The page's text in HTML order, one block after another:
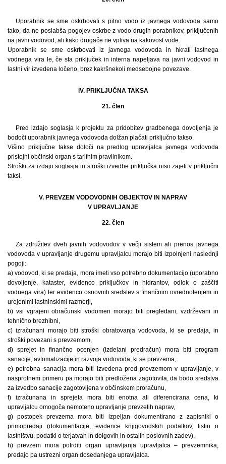
Uporabnik se sme oskrbovati s pitno vodo iz javnega vodovoda samo
tako, da ne poslabša pogojev oskrbe z vodo drugih porabnikov, priključenih
na javni vodovod, ali kako drugače ne vpliva na kakovost vode.
Uporabnik se sme oskrbovati iz javnega vodovoda in hkrati lastnega
vodnega vira le, če sta priključek in interna napeljava na javni vodovod in
lastni vir izvedena ločeno, brez kakršnekoli medsebojne povezave.
lV. PRIKLJUČNA TAKSA
21. člen
Pred izdajo soglasja k projektu za pridobitev gradbenega dovoljenja je
bodoči uporabnik javnega vodovoda dolžan plačati priključno takso.
Višino priključne takse določi na predlog upravljalca javnega vodovoda
pristojni občinski organ s tarifnim pravilnikom.
Stroški za izdajo soglasja in stroški izvedbe priključka niso zajeti v priključni
taksi.
V. PREVZEM VODOVODNIH OBJEKTOV IN NAPRAV
V UPRAVLJANJE
22. člen
Za združitev dveh javnih vodovodov v večji sistem ali prenos javnega
vodovoda v upravljanje drugemu upravljalcu morajo biti izpolnjeni naslednji
pogoji:
a) vodovod, ki se predaja, mora imeti vso potrebno dokumentacijo (uporabno
dovoljenje, kataster, evidenco priključkov in hidrantov, odlok o zaščiti
vodnega vira) ter evidenco osnovnih sredstev s finančnim ovrednotenjem in
urejenimi lastninskimi razmerji,
b) vsi vgrajeni obračunski vodomeri morajo biti pregledani, vzdrževani in
tehnično brezhibni,
c) izračunani morajo biti stroški obratovanja vodovoda, ki se predaja, in
stroški povezani s prevzemom,
d) sprejet in finančno ocenjen (izdelani predračun) mora biti program
sanacije, avtomatizacije in razvoja vodovoda, ki se prevzema,
e) potrebna sanacija mora biti izvedena pred prevzemom v upravljanje, v
nasprotnem primeru pa morajo biti predložena zagotovila, da bodo sredstva
za izvedbo sanacije zagotovljena v občinskem proračunu,
f) izračunana in sprejeta mora biti enotna ali diferencirana cena, ki
upravljalcu omogoča nemoteno upravljanje prevzetih naprav,
g) postopek prevzema mora biti izpeljan dokumentirano z zapisniki o
primopredaji (dokumentacije, evidence knjigovodskih podatkov, listin o
lastništvu, podatki o terjatvah in dolgovih in ostalih poslovnih zadev),
h) prevzem mora potrditi organ upravljanja upravljalca – prevzemnika,
predajo pa ustrezni organ dosedanjega upravljalca.